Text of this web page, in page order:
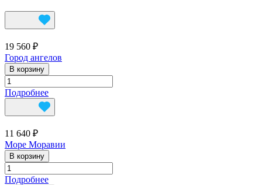
19 560 ₽
Город ангелов
В корзину
Подробнее
11 640 ₽
Море Моравии
В корзину
Подробнее